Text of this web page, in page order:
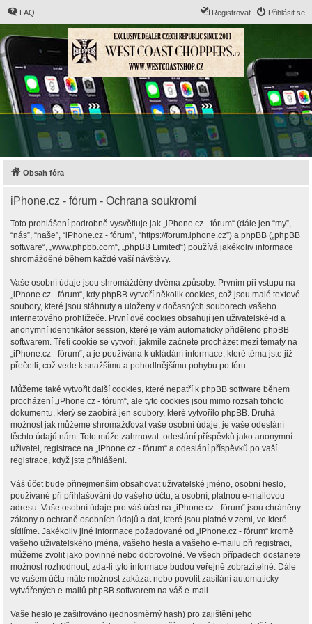
FAQ Přihlásit se
Registrovat
Obsah fóra
iPhone.cz - fórum - Ochrana soukromí
Toto prohlášení podrobně vysvětluje jak „iPhone.cz - fórum“ (dále jen “my”,
“nás”, “naše”, “iPhone.cz - fórum”, “https://forum.iphone.cz”) a phpBB („phpBB
software“, „www.phpbb.com“, „phpBB Limited“) používá jakékoliv informace
shromážděné během každé vaší návštěvy.
Vaše osobní údaje jsou shromážděny dvěma způsoby. Prvním při vstupu na
„iPhone.cz - fórum“, kdy phpBB vytvoří několik cookies, což jsou malé textové
soubory, které jsou stáhnuty a uloženy v dočasných souborech vašeho
internetového prohlížeče. První dvě cookies obsahují jen uživatelské-id a
anonymní identifikátor session, které je vám automaticky přiděleno phpBB
softwarem. Třetí cookie se vytvoří, jakmile začnete procházet mezi tématy na
„iPhone.cz - fórum“, a je používána k ukládání informace, které téma jste již
přečetli, což vede k snažšímu a pohodlnějšímu pohybu po fóru.
Můžeme také vytvořit další cookies, které nepatří k phpBB software během
procházení „iPhone.cz - fórum“, ale tyto cookies jsou mimo rozsah tohoto
dokumentu, který se zaobírá jen soubory, které vytvořilo phpBB. Druhá
možnost jak můžeme shromažďovat vaše osobní údaje, je vaše odeslání
těchto údajů nám. Toto může zahrnovat: odeslání příspěvků jako anonymní
uživatel, registrace na „iPhone.cz - fórum“ a odeslání příspěvků po vaší
registrace, když jste přihlášeni.
Váš účet bude přinejmenším obsahovat uživatelské jméno, osobní heslo,
používané při přihlašování do vašeho účtu, a osobní, platnou e-mailovou
adresu. Vaše osobní údaje pro váš účet na „iPhone.cz - fórum“ jsou chráněny
zákony o ochraně osobních údajů a dat, které jsou platné v zemi, ve které
sídlíme. Jakékoliv jiné informace požadované od „iPhone.cz - fórum“ kromě
vašeho uživatelského jména, vašeho hesla a vašeho e-mailu při registraci,
můžeme zvolit jako povinné nebo dobrovolné. Ve všech případech dostanete
možnost rozhodnout, zda-li tyto informace budou veřejně zobrazitelné. Dále
ve vašem účtu máte možnost zakázat nebo povolit zasílání automaticky
vytvářených e-mailů phpBB softwarem na váš e-mail.
Vaše heslo je zašifrováno (jednosměrný hash) pro zajištění jeho